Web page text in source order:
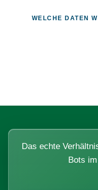
WELCHE DATEN
Das echte
Bots